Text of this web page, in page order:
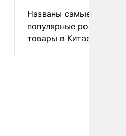
Названы самые
популярные российские
товары в Китае